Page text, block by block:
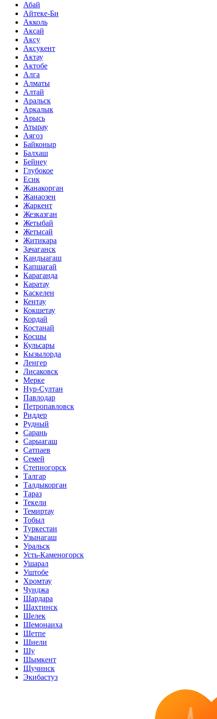
Абай
Айтеке-Би
Акколь
Аксай
Аксу
Аксукент
Актау
Актобе
Алга
Алматы
Алтай
Аральск
Аркалык
Арысь
Атырау
Аягоз
Байконыр
Балхаш
Бейнеу
Глубокое
Есик
Жанакорган
Жанаозен
Жаркент
Жезказган
Жетыбай
Жетысай
Житикара
Зачаганск
Кандыагаш
Капшагай
Караганда
Каратау
Каскелен
Кентау
Кокшетау
Кордай
Костанай
Косшы
Кульсары
Кызылорда
Ленгер
Лисаковск
Мерке
Нур-Султан
Павлодар
Петропавловск
Риддер
Рудный
Сарань
Сарыагаш
Сатпаев
Семей
Степногорск
Талгар
Талдыкорган
Тараз
Текели
Темиртау
Тобыл
Туркестан
Узынагаш
Уральск
Усть-Каменогорск
Ушарал
Уштобе
Хромтау
Чунджа
Шардара
Шахтинск
Шелек
Шемонаиха
Шетпе
Шиели
Шу
Шымкент
Щучинск
Экибастуз